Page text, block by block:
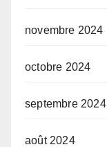
novembre 2024
octobre 2024
septembre 2024
août 2024